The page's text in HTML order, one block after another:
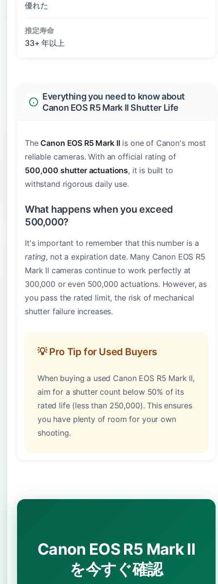
優れた
推定寿命
33+ 年以上
Everything you need to know about
Canon EOS R5 Mark II Shutter Life
TheCanon EOS R5 Mark IIis one of Canon's most
reliable cameras. With an official rating of
500,000 shutter actuations, it is built to
withstand rigorous daily use.
What happens when you exceed
500,000?
It's important to remember that this number is a
rating, not a expiration date. Many Canon EOS R5
Mark II cameras continue to work perfectly at
300,000 or even 500,000 actuations. However, as
you pass the rated limit, the risk of mechanical
shutter failure increases.
💡 Pro Tip for Used Buyers
When buying a used Canon EOS R5 Mark II,
aim for a shutter count below 50% of its
rated life (less than 250,000). This ensures
you have plenty of room for your own
shooting.
Canon EOS R5 Mark II
を今すぐ確認